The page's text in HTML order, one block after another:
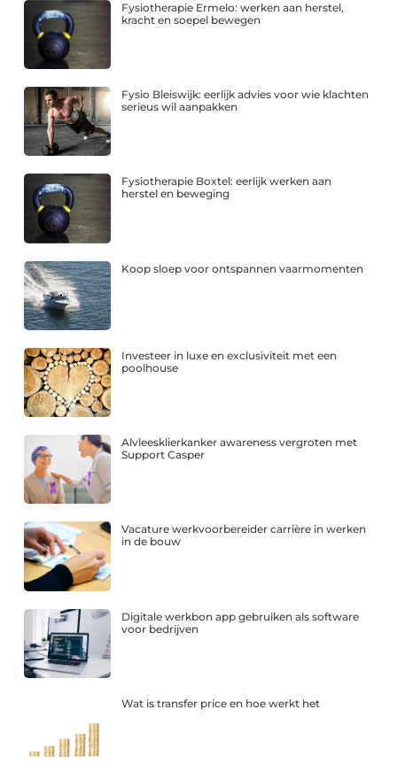
Fysiotherapie Ermelo: werken aan herstel,
kracht en soepel bewegen
Fysio Bleiswijk: eerlijk advies voor wie klachten
serieus wil aanpakken
Fysiotherapie Boxtel: eerlijk werken aan
herstel en beweging
Koop sloep voor ontspannen vaarmomenten
Investeer in luxe en exclusiviteit met een
poolhouse
Alvleesklierkanker awareness vergroten met
Support Casper
Vacature werkvoorbereider carrière in werken
in de bouw
Digitale werkbon app gebruiken als software
voor bedrijven
Wat is transfer price en hoe werkt het